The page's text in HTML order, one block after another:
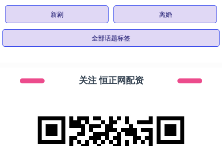
新剧 离婚
全部话题标签
关注 恒正网配资